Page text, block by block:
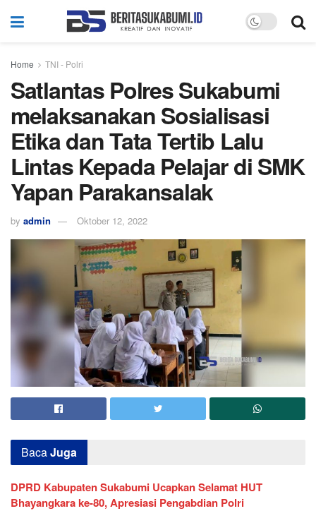
Home TNI - Polri
Satlantas Polres Sukabumi
melaksanakan Sosialisasi
Etika dan Tata Tertib Lalu
Lintas Kepada Pelajar di SMK
Yapan Parakansalak
by admin Oktober 12, 2022
BacaJuga
DPRD Kabupaten Sukabumi Ucapkan Selamat HUT
Bhayangkara ke-80, Apresiasi Pengabdian Polri